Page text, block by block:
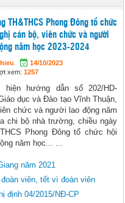
TH&THCS Phong Đông tổ chức
cán bộ, viên chức và người
năm học 2023-2024
14/10/2023
xem: 1257
hiện hướng dẫn số 202/HD-
dục và Đào tạo Vĩnh Thuận,
chức và người lao động năm
chi bộ nhà trường, chiều ngày
Phong Đông tổ chức hội
năm học... ...
năm 2021
viên, tết vì đoàn viên
định 04/2015/NĐ-CP